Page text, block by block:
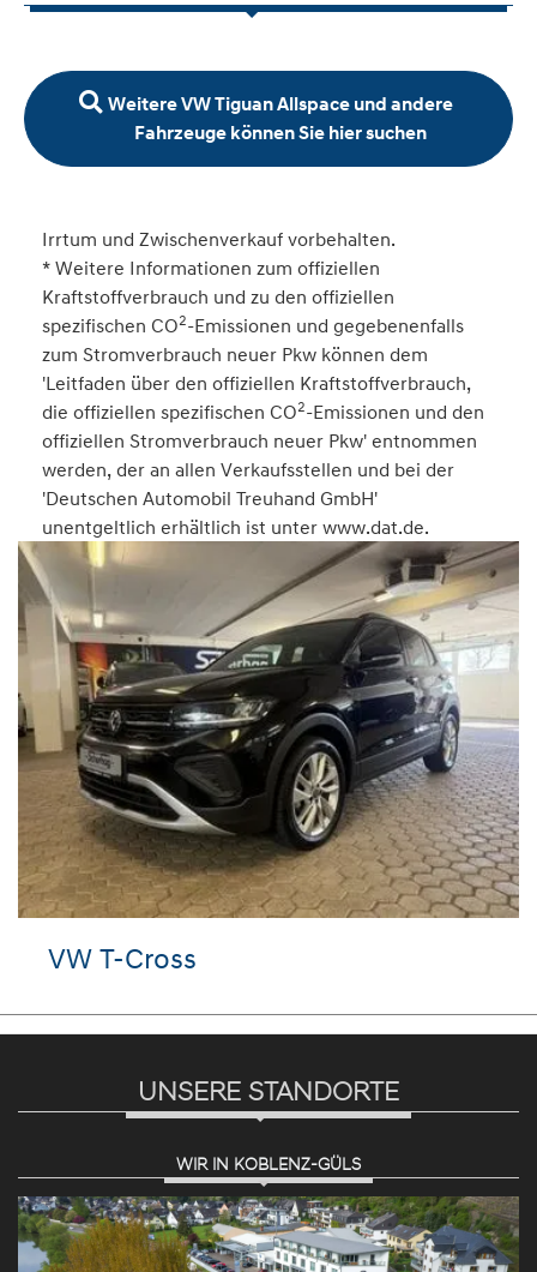
Weitere VW Tiguan Allspace und andere
Fahrzeuge können Sie hier suchen
Irrtum und Zwischenverkauf vorbehalten.
* Weitere Informationen zum offiziellen
Kraftstoffverbrauch und zu den offiziellen
spezifischen CO2-Emissionen und gegebenenfalls
zum Stromverbrauch neuer Pkw können dem
'Leitfaden über den offiziellen Kraftstoffverbrauch,
die offiziellen spezifischen CO2-Emissionen und den
offiziellen Stromverbrauch neuer Pkw' entnommen
werden, der an allen Verkaufsstellen und bei der
'Deutschen Automobil Treuhand GmbH'
unentgeltlich erhältlich ist unter www.dat.de.
VW T-Cross
UNSERE STANDORTE
WIR IN KOBLENZ-GÜLS